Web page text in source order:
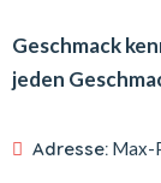
Geschmack
jeden
Adresse: Max-